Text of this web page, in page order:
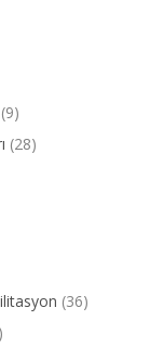
(9)
(28)
(36)